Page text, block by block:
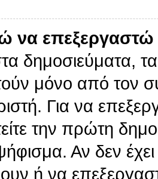
να
δημοσιεύματα,
μόνο από τον
Για να
την πρώτη
Αν δεν
ή να